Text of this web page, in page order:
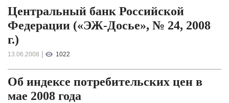
Центральный банк Российской
Федерации («ЭЖ-Досье», № 24, 2008
г.)
13.06.2008 | 1022
Об индексе потребительских цен в
мае 2008 года